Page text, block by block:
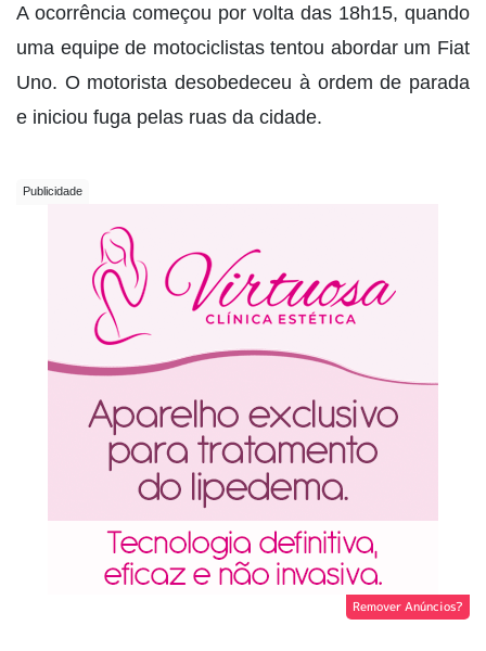
A ocorrência começou por volta das 18h15, quando
uma equipe de motociclistas tentou abordar um Fiat
Uno. O motorista desobedeceu à ordem de parada
e iniciou fuga pelas ruas da cidade.
Remover Anúncios?